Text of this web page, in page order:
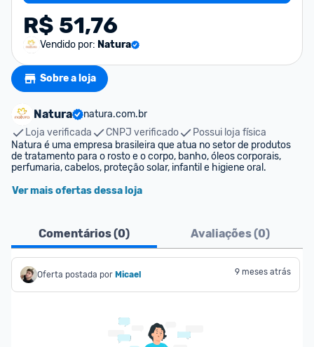
R$ 51,76
Vendido por: Natura
Sobre a loja
Natura
natura.com.br
Loja verificada
CNPJ verificado
Possui loja física
Natura é uma empresa brasileira que atua no setor de produtos
de tratamento para o rosto e o corpo, banho, óleos corporais,
perfumaria, cabelos, proteção solar, infantil e higiene oral.
Ver mais ofertas dessa loja
Comentários (0) Avaliações (0)
Oferta postada por Micael 9 meses atrás